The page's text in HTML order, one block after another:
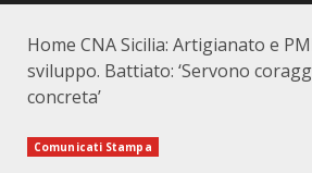
Home CNA Sicilia: Artigianato e
sviluppo. Battiato: ‘Servono
concreta’
Comunicati Stampa